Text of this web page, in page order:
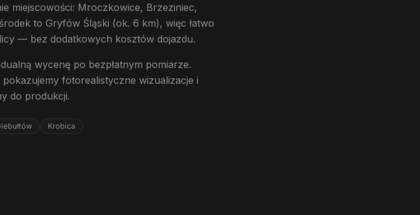
miejscowości: Mroczkowice, Brzeziniec,
to Gryfów Śląski (ok. 6 km), więc łatwo
— bez dodatkowych kosztów dojazdu.
wycenę po bezpłatnym pomiarze.
fotorealistyczne wizualizacje i
do produkcji.
Krobica